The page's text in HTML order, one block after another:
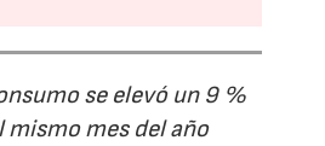
se elevó un 9 %
mismo mes del año